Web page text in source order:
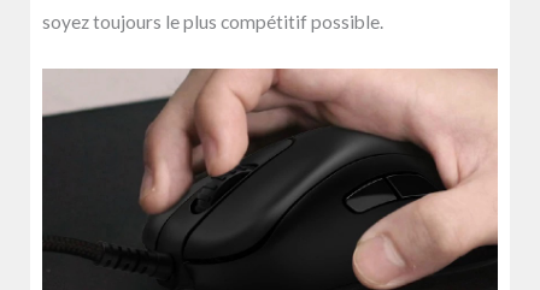
soyez toujours le plus compétitif possible.